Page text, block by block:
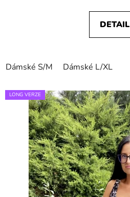
DETAIL
Dámské S/M Dámské L/XL
LONG VERZE